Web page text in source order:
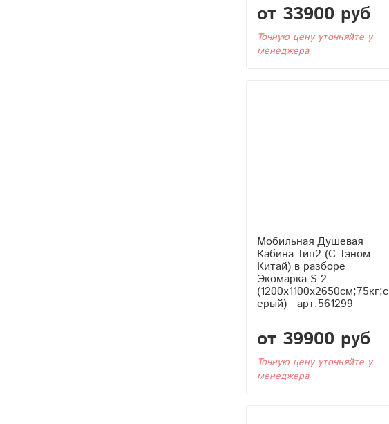
от 33900 руб
Точную цену уточняйте у
менеджера
Мобильная Душевая
Кабина Тип2 (С Тэном
Китай) в разборе
Экомарка S-2
(1200x1100x2650см;75кг;с
ерый) - арт.561299
от 39900 руб
Точную цену уточняйте у
менеджера